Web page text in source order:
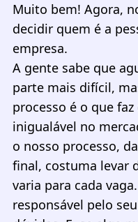
Muito bem! Agora,
decidir quem é a
empresa.
A gente sabe que
parte mais difícil,
processo é o que
inigualável no
o nosso processo,
final, costuma levar
varia para cada
responsável pelo